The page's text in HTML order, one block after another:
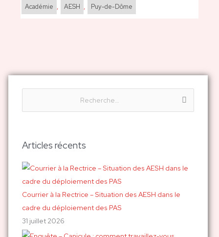
h
r
c
h
e
r
Articles récents
Courrier à la Rectrice – Situation des AESH dans le
cadre du déploiement des PAS
31 juillet 2026
Académie , AESH , Puy-de-Dôme